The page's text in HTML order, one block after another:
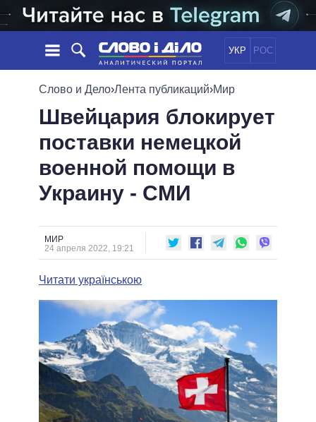
УКР РОС
НОВОСТИ
ЛЕНТА
СОБЫТИЯ
СТАТЬИ
ОБЗОРЫ
ДАЙДЖЕСТЫ
ПОЛИТИКА
ЭКОНОМИКА
ОБЩЕСТВО
ОБЕЩАНИЯ
ПОЛИТИКИ
ПРЕЗИДЕНТ И ОФИС
ВЕРХОВНАЯ РАДА
КАБИНЕТ МИНИСТРОВ
МЭРЫ
ВСЕ ПЕРСОНЫ
ИНФОГРАФИКА
ПОДДЕРЖАТЬ
СРАВНЕНИЕ ПОЛИТИКОВ
Слово и Дело›Лента публикаций›Мир
Швейцария блокирует
поставки немецкой
военной помощи в
Украину - СМИ
МИР
24 апреля 2022, 19:21
Читати українською